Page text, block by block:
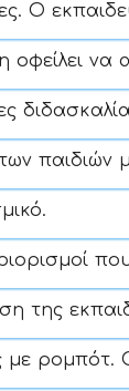
Ο
να
παιδιών
της
με ρομπότ.